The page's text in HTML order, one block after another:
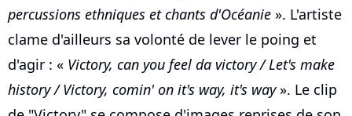
percussions ethniques et chants d'Océanie ». L'artiste
clame d'ailleurs sa volonté de lever le poing et
d'agir : « Victory, can you feel da victory / Let's make
history / Victory, comin' on it's way, it's way». Le clip